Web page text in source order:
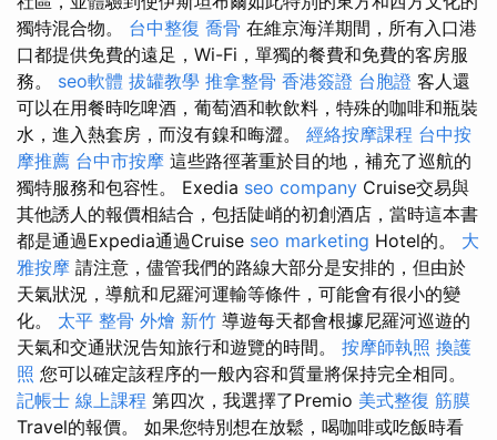
獨特混合物。 台中整復 喬骨 在維京海洋期間，所有入口港
口都提供免費的遠足，Wi-Fi，單獨的餐費和免費的客房服
務。 seo軟體 拔罐教學 推拿整骨 香港簽證 台胞證 客人還
可以在用餐時吃啤酒，葡萄酒和軟飲料，特殊的咖啡和瓶裝
水，進入熱套房，而沒有鎳和晦澀。 經絡按摩課程 台中按
摩推薦 台中市按摩 這些路徑著重於目的地，補充了巡航的
獨特服務和包容性。 Exedia seo company Cruise交易與
其他誘人的報價相結合，包括陡峭的初創酒店，當時這本書
都是通過Expedia通過Cruise seo marketing Hotel的。 大
雅按摩 請注意，儘管我們的路線大部分是安排的，但由於
天氣狀況，導航和尼羅河運輸等條件，可能會有很小的變
化。 太平 整骨 外燴 新竹 導遊每天都會根據尼羅河巡遊的
天氣和交通狀況告知旅行和遊覽的時間。 按摩師執照 換護
照 您可以確定該程序的一般內容和質量將保持完全相同。
記帳士 線上課程 第四次，我選擇了Premio 美式整復 筋膜
Travel的報價。 如果您特別想在放鬆，喝咖啡或吃飯時看